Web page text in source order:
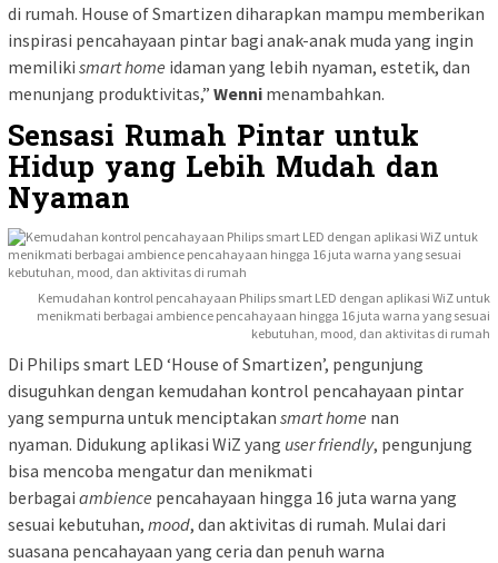
di rumah. House of Smartizen diharapkan mampu memberikan
inspirasi pencahayaan pintar bagi anak-anak muda yang ingin
memiliki smart home idaman yang lebih nyaman, estetik, dan
menunjang produktivitas,” Wenni menambahkan.
Sensasi Rumah Pintar untuk
Hidup yang Lebih Mudah dan
Nyaman
Kemudahan kontrol pencahayaan Philips smart LED dengan aplikasi WiZ untuk
menikmati berbagai ambience pencahayaan hingga 16 juta warna yang sesuai
kebutuhan, mood, dan aktivitas di rumah
Di Philips smart LED ‘House of Smartizen’, pengunjung
disuguhkan dengan kemudahan kontrol pencahayaan pintar
yang sempurna untuk menciptakan smart home nan
nyaman. Didukung aplikasi WiZ yang user friendly, pengunjung
bisa mencoba mengatur dan menikmati
berbagai ambience pencahayaan hingga 16 juta warna yang
sesuai kebutuhan, mood, dan aktivitas di rumah. Mulai dari
suasana pencahayaan yang ceria dan penuh warna